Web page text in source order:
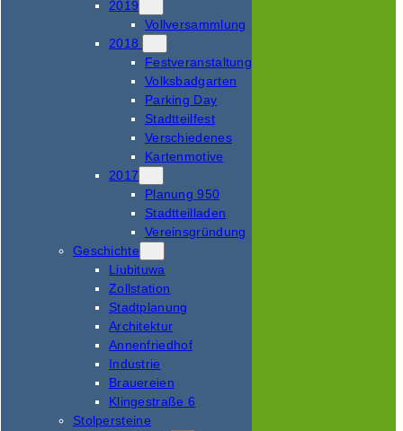
2019
Vollversammlung
2018
Festveranstaltung
Volksbadgarten
Parking Day
Stadtteilfest
Verschiedenes
Kartenmotive
2017
Planung 950
Stadtteilladen
Vereinsgründung
Geschichte
Liubituwa
Zollstation
Stadtplanung
Architektur
Annenfriedhof
Industrie
Brauereien
Klingestraße 6
Stolpersteine